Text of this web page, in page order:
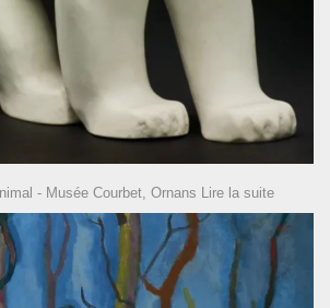
- Musée Courbet, Ornans Lire la suite